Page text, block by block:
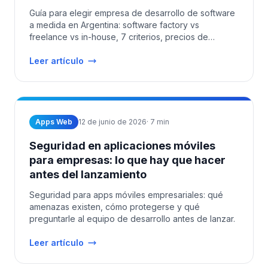
Guía para elegir empresa de desarrollo de software
a medida en Argentina: software factory vs
freelance vs in-house, 7 criterios, precios de
Leer artículo
Apps Web 12 de junio de 2026· 7 min
Seguridad en aplicaciones móviles
para empresas: lo que hay que hacer
antes del lanzamiento
Seguridad para apps móviles empresariales: qué
amenazas existen, cómo protegerse y qué
preguntarle al equipo de desarrollo antes de lanzar.
Leer artículo